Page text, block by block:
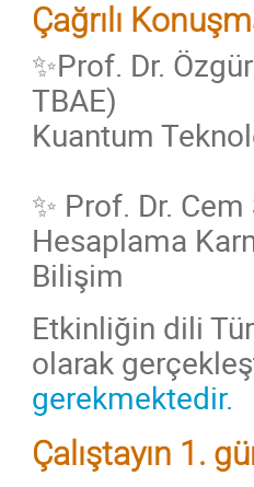
Çağrılı
✨Prof. Dr.
TBAE)
Kuantum
✨ Prof. Dr.
Hesaplama
Bilişim
Etkinliğin dili
olarak
gerekmektedir.
Çalıştayın 1.